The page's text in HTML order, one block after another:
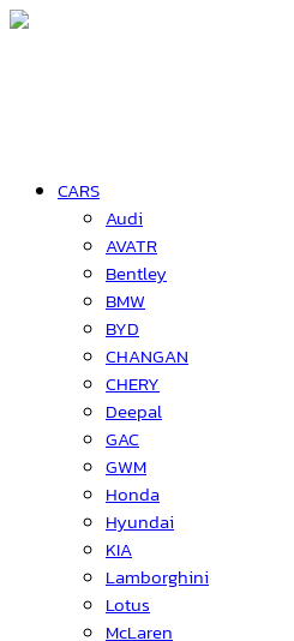
CARS
Audi
AVATR
Bentley
BMW
BYD
CHANGAN
CHERY
Deepal
GAC
GWM
Honda
Hyundai
KIA
Lamborghini
Lotus
McLaren